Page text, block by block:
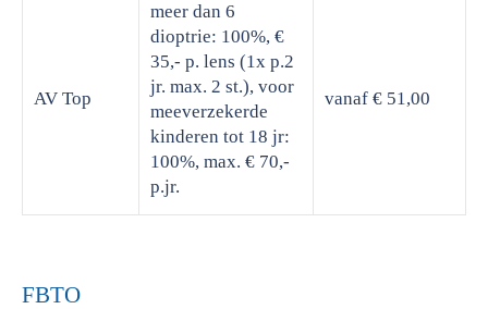
AV Top
meer dan 6
dioptrie: 100%, €
35,- p. lens (1x p.2
jr. max. 2 st.), voor
meeverzekerde
kinderen tot 18 jr:
100%, max. € 70,-
p.jr.
vanaf € 51,00
FBTO